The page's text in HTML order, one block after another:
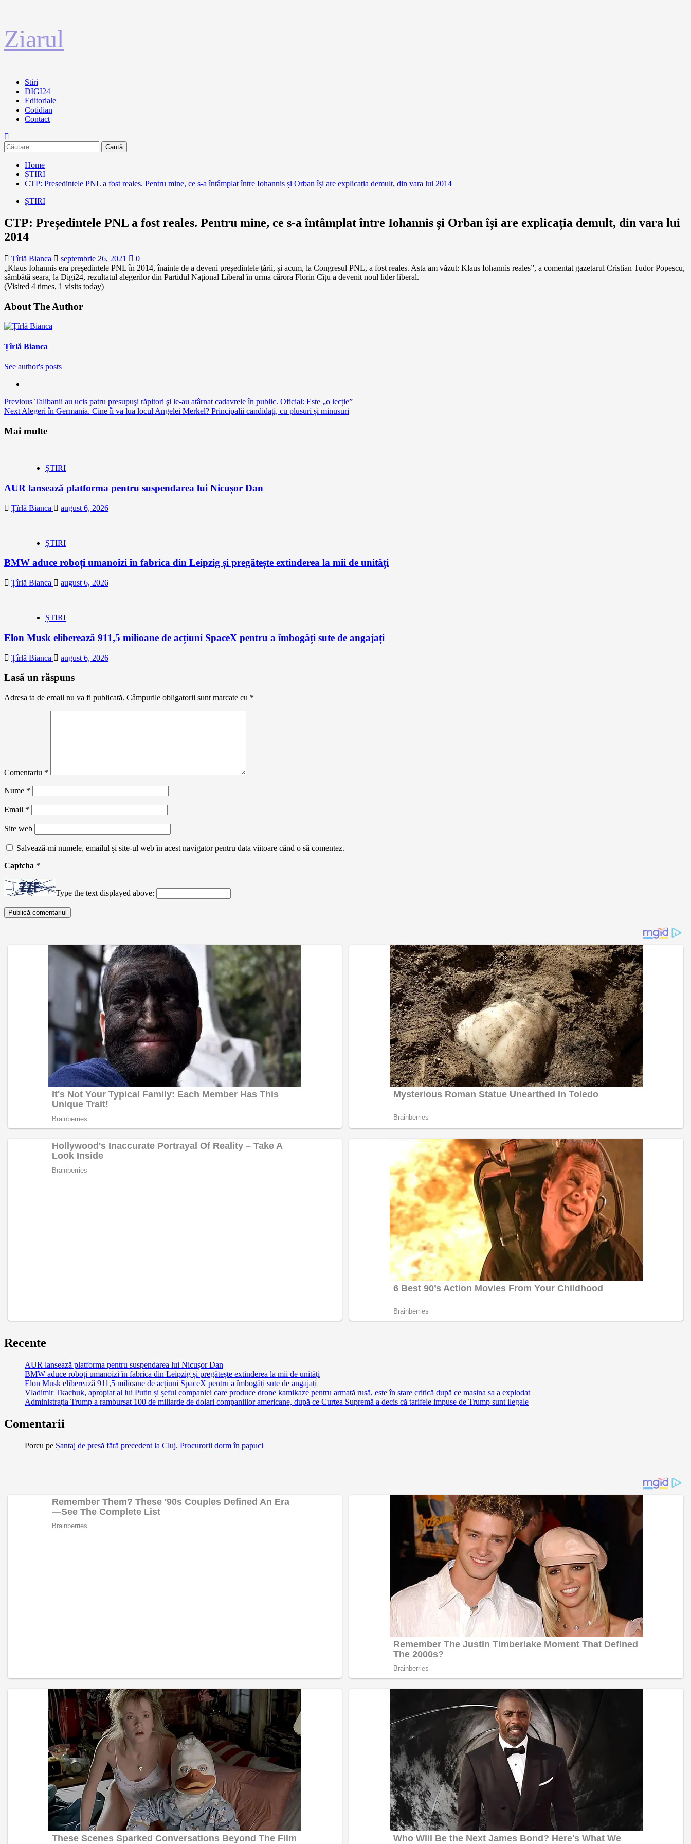
la
conținut
Ziarul
Primary
Menu
Stiri
DIGI24
Editoriale
Cotidian
Contact
Caută
după:
Home
ȘTIRI
CTP: Președintele PNL a fost reales. Pentru mine, ce s-a întâmplat între Iohannis și Orban își are explicația demult, din vara lui 2014
ȘTIRI
CTP: Președintele PNL a fost reales. Pentru mine, ce s-a întâmplat între Iohannis și Orban își are explicația demult, din vara lui
2014
Țîrlă Bianca septembrie 26, 2021
0
„Klaus Iohannis era președintele PNL în 2014, înainte de a deveni președintele țării, și acum, la Congresul PNL, a fost reales. Asta am văzut: Klaus Iohannis reales”, a comentat gazetarul Cristian Tudor Popescu,
sâmbătă seara, la Digi24, rezultatul alegerilor din Partidul Național Liberal în urma cărora Florin Cîțu a devenit noul lider liberal.
(Visited 4 times, 1 visits today)
About The Author
Țîrlă Bianca
See author's posts
Continue
Reading
Previous Talibanii au ucis patru presupuşi răpitori şi le-au atârnat cadavrele în public. Oficial: Este „o lecție”
Next Alegeri în Germania. Cine îi va lua locul Angelei Merkel? Principalii candidați, cu plusuri și minusuri
Mai multe
ȘTIRI
AUR lansează platforma pentru suspendarea lui Nicușor Dan
Țîrlă Bianca august 6, 2026
ȘTIRI
BMW aduce roboți umanoizi în fabrica din Leipzig și pregătește extinderea la mii de unități
Țîrlă Bianca august 6, 2026
ȘTIRI
Elon Musk eliberează 911,5 milioane de acțiuni SpaceX pentru a îmbogăți sute de angajați
Țîrlă Bianca august 6, 2026
Lasă un răspuns
Adresa ta de email nu va fi publicată. Câmpurile obligatorii sunt marcate cu *
Comentariu *
Nume *
Email *
Site web
Salvează-mi numele, emailul și site-ul web în acest navigator pentru data viitoare când o să comentez.
Captcha *
Type the text displayed above:
Recente
AUR lansează platforma pentru suspendarea lui Nicușor Dan
BMW aduce roboți umanoizi în fabrica din Leipzig și pregătește extinderea la mii de unități
Elon Musk eliberează 911,5 milioane de acțiuni SpaceX pentru a îmbogăți sute de angajați
Vladimir Tkachuk, apropiat al lui Putin și șeful companiei care produce drone kamikaze pentru armată rusă, este în stare critică după ce mașina sa a explodat
Administrația Trump a rambursat 100 de miliarde de dolari companiilor americane, după ce Curtea Supremă a decis că tarifele impuse de Trump sunt ilegale
Comentarii
Porcu pe Șantaj de presă fără precedent la Cluj. Procurorii dorm în papuci